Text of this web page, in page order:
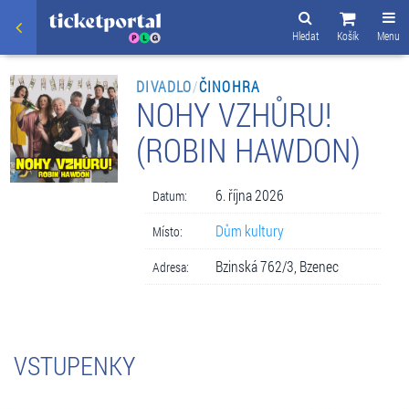
Menu
Košík
Hledat
DIVADLO/ČINOHRA
NOHY VZHŮRU!
(ROBIN HAWDON)
Datum: 6. října 2026
Místo: Dům kultury
Adresa: Bzinská 762/3, Bzenec
VSTUPENKY